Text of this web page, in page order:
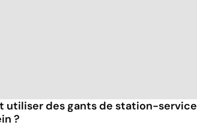
utiliser des gants de station-service
?